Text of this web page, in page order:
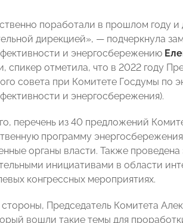
поработали в прошлом году и
дирекцией», — подчеркнула
и энергосбережению
спикер отметила, что в 2022 году
совета при Комитете Госдумы по
и энергосбережения).
перечень из 40 предложений
программу
органы власти. Также
инициативами в области
конгрессных мероприятиях.
Председатель Комитета
вошли такие темы для